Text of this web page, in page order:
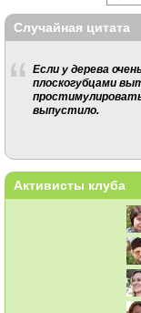
Случайная цитата
Если у дерева
плоскогубцами
выпустило.
Активисты клуба